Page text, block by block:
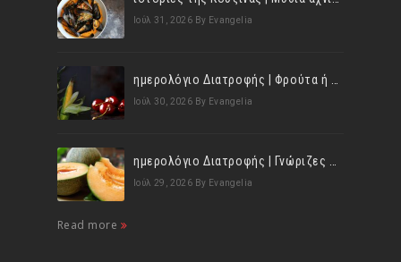
Ιούλ 31, 2026 By Evangelia
Ιούλ 30, 2026 By Evangelia
Ιούλ 29, 2026 By Evangelia
Read more